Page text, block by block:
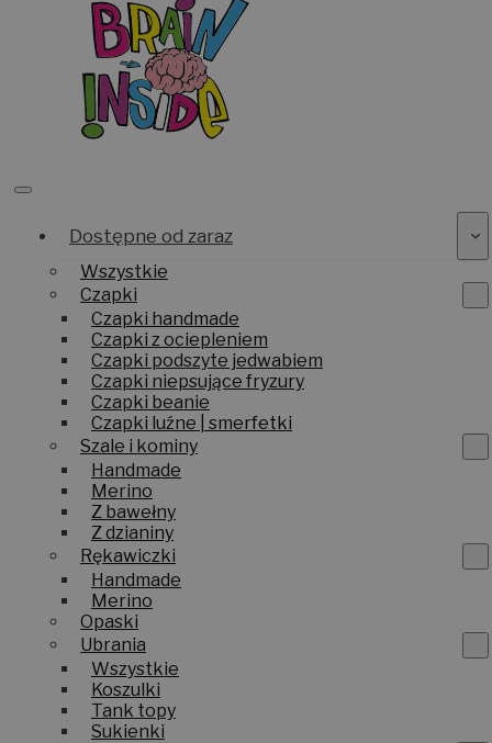
Dostępne od zaraz
Wszystkie
Czapki
Czapki handmade
Czapki z ociepleniem
Czapki podszyte jedwabiem
Czapki niepsujące fryzury
Czapki beanie
Czapki luźne | smerfetki
Szale i kominy
Handmade
Merino
Z bawełny
Z dzianiny
Rękawiczki
Handmade
Merino
Opaski
Ubrania
Wszystkie
Koszulki
Tank topy
Sukienki